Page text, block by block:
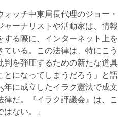
ッチ中東局長代理のジョー・
ャーナリストや活動家は、情報
する際に、インターネット上を
いる。この法律は、特にこう
判を弾圧するための新たな道具
とになってしまうだろう」と語
年に成立したイラク憲法で成文
だ。『イラク評議会』は、こ
ない。」